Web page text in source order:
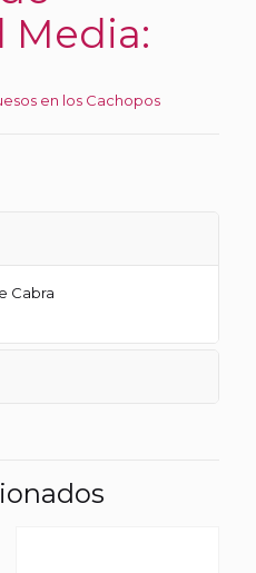
Media:
en los Cachopos
Cabra